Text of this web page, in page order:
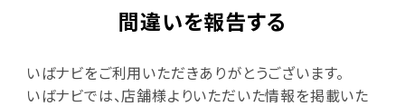
間違いを報告する
いばナビをご利用いただきありがとうございます。
いばナビでは、店舗様よりいただいた情報を掲載いた